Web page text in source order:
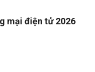
mại điện tử 2026